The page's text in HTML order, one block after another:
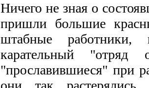
Ничего не зная о
пришли большие
штабные работники,
карательный "отряд
"прославившиеся" при